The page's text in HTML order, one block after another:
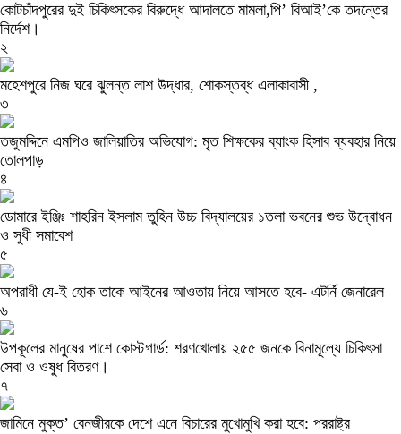
কোটচাঁদপুরের দুই চিকিৎসকের বিরুদ্ধে আদালতে মামলা,পি’ বিআই’কে তদন্তের
নির্দেশ।
২
মহেশপুরে নিজ ঘরে ঝুলন্ত লাশ উদ্ধার, শোকস্তব্ধ এলাকাবাসী ,
৩
তজুমদ্দিনে এমপিও জালিয়াতির অভিযোগ: মৃত শিক্ষকের ব্যাংক হিসাব ব্যবহার নিয়ে
তোলপাড়
৪
ডোমারে ইঞ্জিঃ শাহরিন ইসলাম তুহিন উচ্চ বিদ্যালয়ের ১তলা ভবনের শুভ উদ্বোধন
ও সুধী সমাবেশ
৫
অপরাধী যে-ই হোক তাকে আইনের আওতায় নিয়ে আসতে হবে- এটর্নি জেনারেল
৬
উপকূলের মানুষের পাশে কোস্টগার্ড: শরণখোলায় ২৫৫ জনকে বিনামূল্যে চিকিৎসা
সেবা ও ওষুধ বিতরণ।
৭
জামিনে মুক্ত’ বেনজীরকে দেশে এনে বিচারের মুখোমুখি করা হবে: পররাষ্ট্র